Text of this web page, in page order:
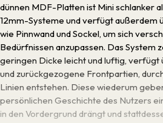
dünnen MDF-Platten ist Mini schlanker
12mm-Systeme und verfügt außerdem
wie Pinnwand und Sockel, um sich
Bedürfnissen anzupassen. Das System
geringen Dicke leicht und luftig, verfügt
und zurückgezogene Frontpartien,
Linien entstehen. Diese wiederum
persönlichen Geschichte des Nutzers
in den Vordergrund drängt und